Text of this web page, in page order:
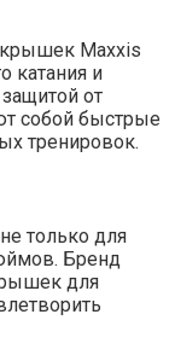
Maxxis
катания и
от
собой быстрые
тренировок.
только для
Бренд
для